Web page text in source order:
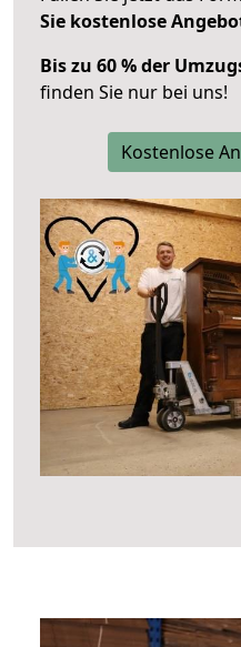
Sie kostenlose
Bis zu 60 % der
finden Sie nur bei uns!
Kostenlose